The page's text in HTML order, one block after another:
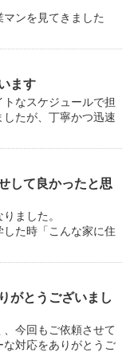
ンを見てきました
ます
なスケジュールで担
たが、丁寧かつ迅速
して良かったと思
ました。
た時「こんな家に住
がとうございまし
今回もご依頼させて
対応をありがとうご